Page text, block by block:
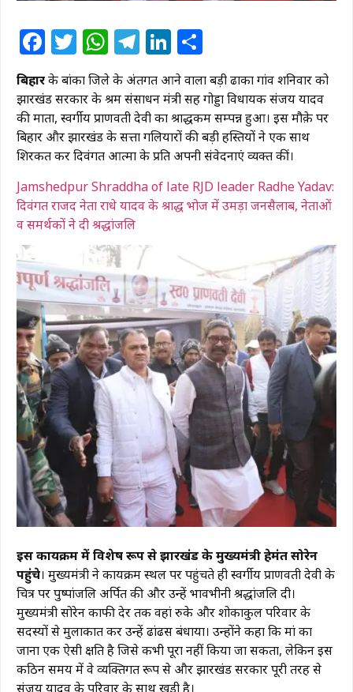
Facebook
Twitter
WhatsApp
Telegram
LinkedIn
बिहारके बांका जिले के अंतर्गत आने वाला बड़ी ढाका गांव शनिवार को
झारखंड सरकार के श्रम संसाधन मंत्री सह गोड्डा विधायक संजय यादव
की माता, स्वर्गीय प्राणवती देवी का श्राद्धकर्म सम्पन्न हुआ। इस मौक़े पर
बिहार और झारखंड के सत्ता गलियारों की बड़ी हस्तियों ने एक साथ
शिरकत कर दिवंगत आत्मा के प्रति अपनी संवेदनाएं व्यक्त कीं।
Jamshedpur Shraddha of late RJD leader Radhe Yadav:
दिवंगत राजद नेता राधे यादव के श्राद्ध भोज में उमड़ा जनसैलाब, नेताओं
व समर्थकों ने दी श्रद्धांजलि
इस कार्यक्रम में विशेष रूप से झारखंड के मुख्यमंत्री हेमंत सोरेन
पहुंचे। मुख्यमंत्री ने कार्यक्रम स्थल पर पहुंचते ही स्वर्गीय प्राणवती देवी के
चित्र पर पुष्पांजलि अर्पित की और उन्हें भावभीनी श्रद्धांजलि दी।
मुख्यमंत्री सोरेन काफी देर तक वहां रुके और शोकाकुल परिवार के
सदस्यों से मुलाकात कर उन्हें ढांढस बंधाया। उन्होंने कहा कि मां का
जाना एक ऐसी क्षति है जिसे कभी पूरा नहीं किया जा सकता, लेकिन इस
कठिन समय में वे व्यक्तिगत रूप से और झारखंड सरकार पूरी तरह से
संजय यादव के परिवार के साथ खड़ी है।